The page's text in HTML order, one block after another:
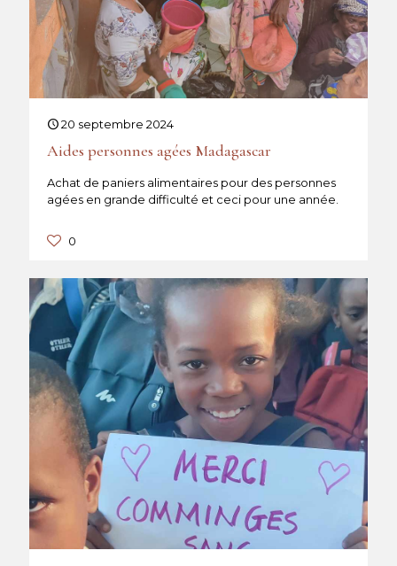
20 septembre 2024
Aides personnes agées Madagascar
Achat de paniers alimentaires pour des personnes
agées en grande difficulté et ceci pour une année.
0